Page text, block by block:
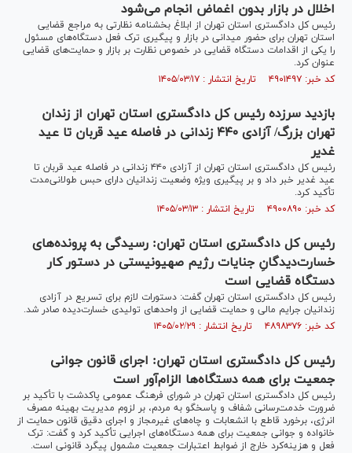
اخلال در بازار بدون اغماض انجام می‌شود
رئیس کل دادگستری استان تهران از ابلاغ بخشنامه نظارتی به مراجع قضایی
استان تهران برای حضور میدانی در بازار و پیگیری ترک فعل دستگاه‌های مسئول
را یکی از اقدامات دستگاه قضایی در خصوص نظارت بر بازار و حمایت‌های قضایی
عنوان کرد.
کد خبر: ۴۹۰۱۴۹۷ تاریخ انتشار : ۱۴۰۵/۰۳/۱۷
بازدید سرزده رئیس کل دادگستری استان تهران از زندان
تهران بزرگ/ آزادی ۴۴۰ زندانی در فاصله عید قربان تا عید
غدیر
رئیس کل دادگستری استان تهران از آزادی ۴۴۰ زندانی در فاصله عید قربان تا
عید غدیر خبر داد و بر پیگیری ویژه وضعیت زندانیان دارای حبس طولانی‌مدت
تأکید کرد.
کد خبر: ۴۹۰۰۸۹۰ تاریخ انتشار : ۱۴۰۵/۰۳/۱۳
رئیس کل دادگستری استان تهران: رسیدگی به پرونده‌های
خسارت‌دیدگانِ جنایات رژیم صهیونیستی در دستور کار
دستگاه قضایی است
رئیس کل دادگستری استان تهران گفت: دستورات لازم برای تسریع در آزادی
زندانیان جرایم مالی و حمایت قضایی از واحد‌های تولیدی خسارت‌دیده صادر شد.
کد خبر: ۴۸۹۸۳۷۶ تاریخ انتشار : ۱۴۰۵/۰۲/۲۹
رئیس کل دادگستری استان تهران: اجرای قانون جوانی
جمعیت برای همه دستگاه‌ها الزام‌آور است
رئیس کل دادگستری استان تهران در شورای فرهنگ عمومی پاکدشت با تأکید بر
ضرورت خدمت‌رسانی شفاف و پاسخگو به مردم، بر لزوم مدیریت بهینه مصرف
انرژی، برخورد قاطع با انشعابات و چاه‌های غیرمجاز و اجرای دقیق قانون حمایت از
خانواده و جوانی جمعیت برای همه دستگاه‌های اجرایی تأکید کرد و گفت: ترک
فعل و هزینه‌کرد خارج از ضوابط اعتبارات جمعیت مشمول پیگرد قانونی است.